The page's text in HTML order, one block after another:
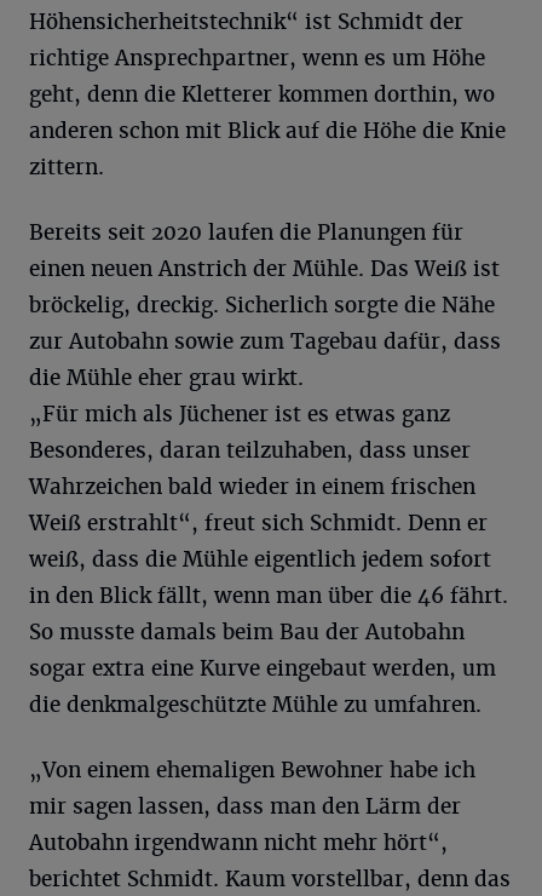
Höhensicherheitstechnik“ ist Schmidt der
richtige Ansprechpartner, wenn es um Höhe
geht, denn die Kletterer kommen dorthin, wo
anderen schon mit Blick auf die Höhe die Knie
zittern.
Bereits seit 2020 laufen die Planungen für
einen neuen Anstrich der Mühle. Das Weiß ist
bröckelig, dreckig. Sicherlich sorgte die Nähe
zur Autobahn sowie zum Tagebau dafür, dass
die Mühle eher grau wirkt.
„Für mich als Jüchener ist es etwas ganz
Besonderes, daran teilzuhaben, dass unser
Wahrzeichen bald wieder in einem frischen
Weiß erstrahlt“, freut sich Schmidt. Denn er
weiß, dass die Mühle eigentlich jedem sofort
in den Blick fällt, wenn man über die 46 fährt.
So musste damals beim Bau der Autobahn
sogar extra eine Kurve eingebaut werden, um
die denkmalgeschützte Mühle zu umfahren.
„Von einem ehemaligen Bewohner habe ich
mir sagen lassen, dass man den Lärm der
Autobahn irgendwann nicht mehr hört“,
berichtet Schmidt. Kaum vorstellbar, denn das